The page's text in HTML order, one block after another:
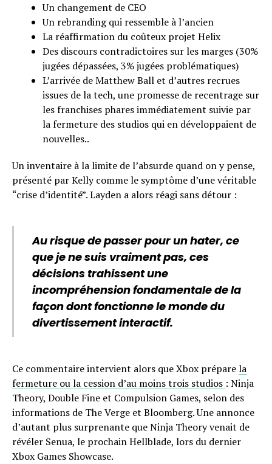
Un changement de CEO
Un rebranding qui ressemble à l’ancien
La réaffirmation du coûteux projet Helix
Des discours contradictoires sur les marges (30%
jugées dépassées, 3% jugées problématiques)
L’arrivée de Matthew Ball et d’autres recrues
issues de la tech, une promesse de recentrage sur
les franchises phares immédiatement suivie par
la fermeture des studios qui en développaient de
nouvelles..
Un inventaire à la limite de l’absurde quand on y pense,
présenté par Kelly comme le symptôme d’une véritable
“crise d’identité”. Layden a alors réagi sans détour :
Au risque de passer pour un hater, ce
que je ne suis vraiment pas, ces
décisions trahissent une
incompréhension fondamentale de la
façon dont fonctionne le monde du
divertissement interactif.
Ce commentaire intervient alors que Xbox préparela
fermeture ou la cession d’au moins trois studios : Ninja
Theory, Double Fine et Compulsion Games, selon des
informations de The Verge et Bloomberg. Une annonce
d’autant plus surprenante que Ninja Theory venait de
révéler Senua, le prochain Hellblade, lors du dernier
Xbox Games Showcase.